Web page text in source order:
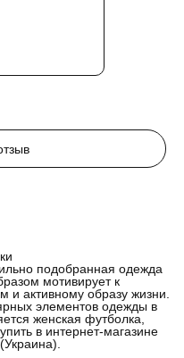
подобранная одежда
мотивирует к
и активному образу жизни.
элементов одежды в
женская футболка,
в интернет-магазине